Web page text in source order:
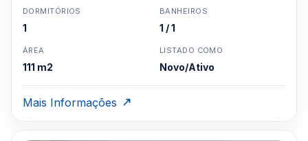
DORMITÓRIOS
1
BANHEIROS
1 / 1
ÁREA
111 m2
LISTADO COMO
Novo/Ativo
Mais Informações